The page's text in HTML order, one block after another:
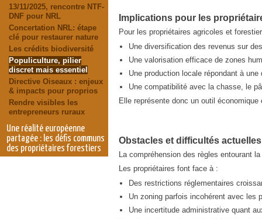
Implications pour les
Pour les propriétaires agricoles et
Une diversification des revenus sur
Une valorisation efficace de zones
Une production locale répondant à
Une compatibilité avec la chasse, le
Elle représente donc un outil
Obstacles et difficultés actuelles
La compréhension des règles entourant
Les propriétaires font face à :
Des restrictions réglementaires
Un zoning parfois incohérent avec les
Une incertitude administrative quant
13/11/2025, rencontre NTF-
DNF pour NRL
Concertation NRL: étape
clé pour restaurer nature
Les crédits biodiversité
Populiculture, pilier
discret mais essentiel
Directive Oiseaux : enjeux
& impacts pour proprios
Rendre visibles les
entrepreneurs ruraux
Une réalité européenne
partagée : les défis communs
des propriétaires forestiers